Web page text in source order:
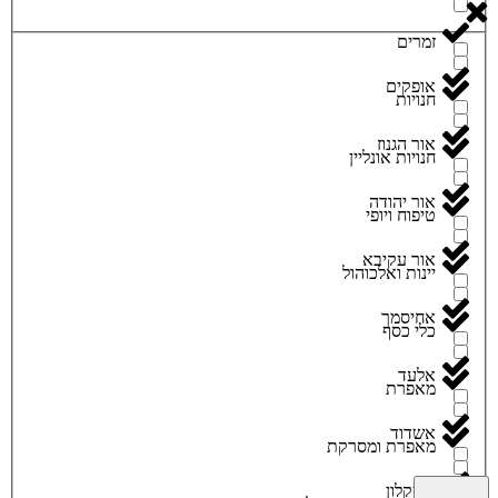
זמרים
חנויות
חנויות אונליין
טיפוח ויופי
יינות ואלכוהול
כלי כסף
מאפרת
מאפרת ומסרקת
אופקים
אור הגנוז
אור יהודה
אור עקיבא
אחיסמך
אלעד
אשדוד
אשקלון